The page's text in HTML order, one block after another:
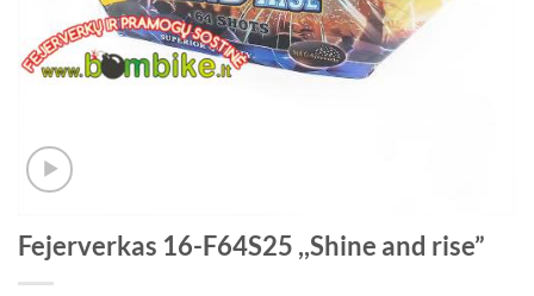
Fejerverkas 16-F64S25 ,,Shine and rise”